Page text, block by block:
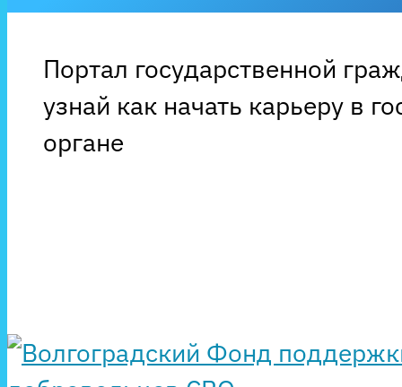
Портал государственной
узнай как начать карьеру в
органе